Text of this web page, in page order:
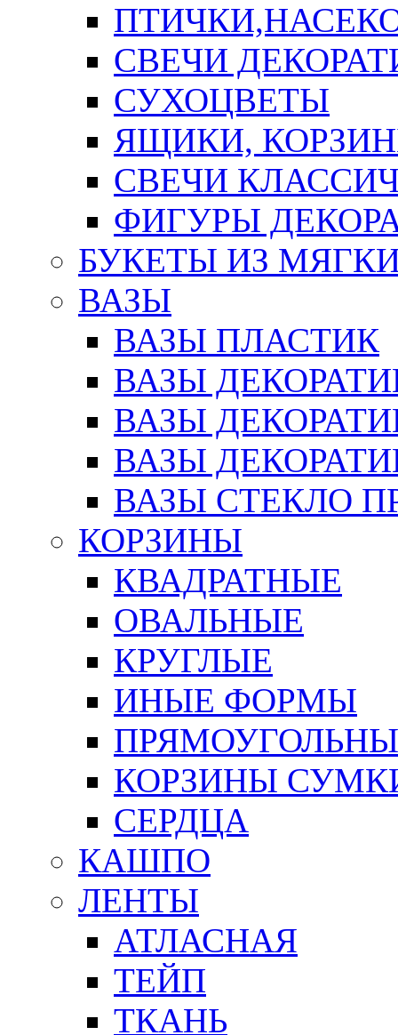
СВЕЧИ
СУХОЦВЕТЫ
ЯЩИКИ,
СВЕЧИ
ФИГУРЫ
БУКЕТЫ ИЗ
ВАЗЫ
ВАЗЫ ПЛАСТИК
ВАЗЫ
ВАЗЫ
ВАЗЫ
ВАЗЫ СТЕКЛО
КОРЗИНЫ
КВАДРАТНЫЕ
ОВАЛЬНЫЕ
КРУГЛЫЕ
ИНЫЕ ФОРМЫ
КОРЗИНЫ
СЕРДЦА
КАШПО
ЛЕНТЫ
АТЛАСНАЯ
ТЕЙП
ТКАНЬ